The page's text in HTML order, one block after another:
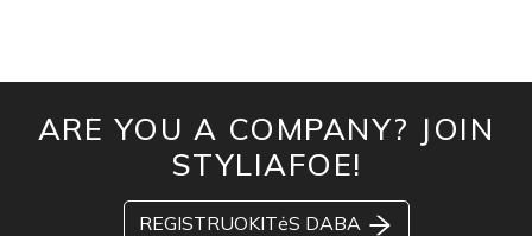
ARE YOU A COMPANY? JOIN
STYLIAFOE!
REGISTRUOKITėS DABA